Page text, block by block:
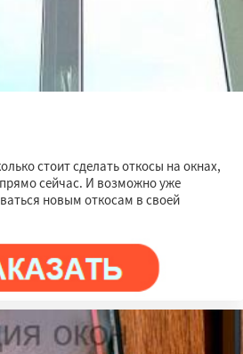
стоит сделать откосы на окнах,
сейчас. И возможно уже
новым откосам в своей